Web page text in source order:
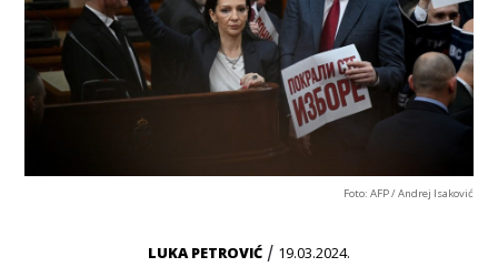
Foto: AFP / Andrej Isaković
LUKA PETROVIĆ / 19.03.2024.